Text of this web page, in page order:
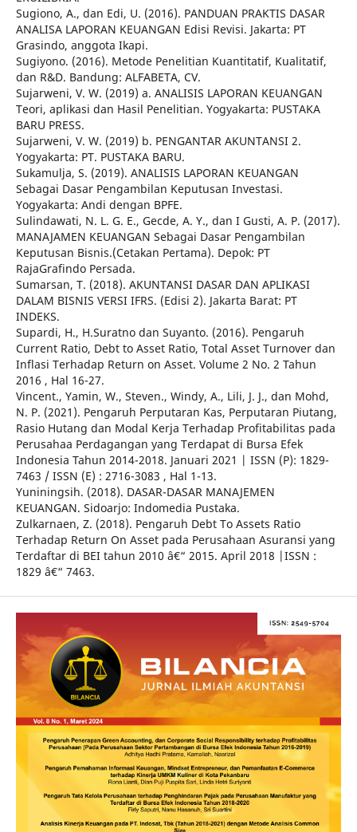
Sugiono, A., dan Edi, U. (2016). PANDUAN PRAKTIS DASAR
ANALISA LAPORAN KEUANGAN Edisi Revisi. Jakarta: PT
Grasindo, anggota Ikapi.
Sugiyono. (2016). Metode Penelitian Kuantitatif, Kualitatif,
dan R&D. Bandung: ALFABETA, CV.
Sujarweni, V. W. (2019) a. ANALISIS LAPORAN KEUANGAN
Teori, aplikasi dan Hasil Penelitian. Yogyakarta: PUSTAKA
BARU PRESS.
Sujarweni, V. W. (2019) b. PENGANTAR AKUNTANSI 2.
Yogyakarta: PT. PUSTAKA BARU.
Sukamulja, S. (2019). ANALISIS LAPORAN KEUANGAN
Sebagai Dasar Pengambilan Keputusan Investasi.
Yogyakarta: Andi dengan BPFE.
Sulindawati, N. L. G. E., Gecde, A. Y., dan I Gusti, A. P. (2017).
MANAJAMEN KEUANGAN Sebagai Dasar Pengambilan
Keputusan Bisnis.(Cetakan Pertama). Depok: PT
RajaGrafindo Persada.
Sumarsan, T. (2018). AKUNTANSI DASAR DAN APLIKASI
DALAM BISNIS VERSI IFRS. (Edisi 2). Jakarta Barat: PT
INDEKS.
Supardi, H., H.Suratno dan Suyanto. (2016). Pengaruh
Current Ratio, Debt to Asset Ratio, Total Asset Turnover dan
Inflasi Terhadap Return on Asset. Volume 2 No. 2 Tahun
2016 , Hal 16-27.
Vincent., Yamin, W., Steven., Windy, A., Lili, J. J., dan Mohd,
N. P. (2021). Pengaruh Perputaran Kas, Perputaran Piutang,
Rasio Hutang dan Modal Kerja Terhadap Profitabilitas pada
Perusahaa Perdagangan yang Terdapat di Bursa Efek
Indonesia Tahun 2014-2018. Januari 2021 | ISSN (P): 1829-
7463 / ISSN (E) : 2716-3083 , Hal 1-13.
Yuniningsih. (2018). DASAR-DASAR MANAJEMEN
KEUANGAN. Sidoarjo: Indomedia Pustaka.
Zulkarnaen, Z. (2018). Pengaruh Debt To Assets Ratio
Terhadap Return On Asset pada Perusahaan Asuransi yang
Terdaftar di BEI tahun 2010 â€“ 2015. April 2018 |ISSN :
1829 â€“ 7463.